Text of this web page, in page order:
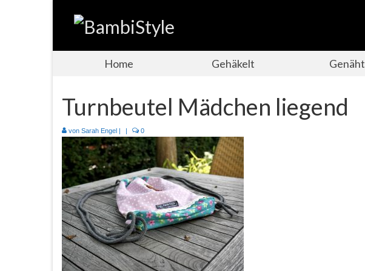
Home Gehäkelt Genäht
Turnbeutel Mädchen liegend
von Sarah Engel 0